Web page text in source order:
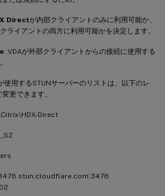
Directが内部クライアントのみに利用可能か、
ライアントの両方に利用可能かを決定します。
: VDAが外部クライアントからの接続に使用する
用するSTUNサーバーのリストは、以下のレ
更できます。
Direct
stun.cloudflare.com:3478